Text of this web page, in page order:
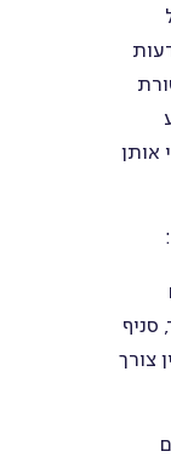
אותן
סניף
צורך